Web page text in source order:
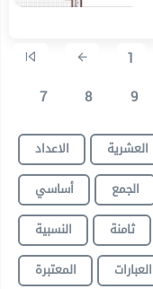
1
7
8 9
الاعداد العشرية
أساسي
الجمع
النسبية
ثامنة
المعتبرة
العبارات